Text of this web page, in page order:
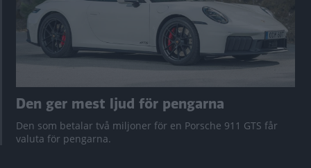
Den ger mest ljud för pengarna
Den som betalar två miljoner för en Porsche 911 GTS får
valuta för pengarna.